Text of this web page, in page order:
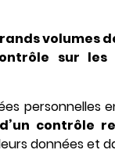
volumes
sur les
personnelles
contrôle
données et